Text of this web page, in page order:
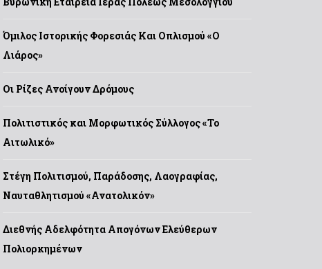
Όμιλος Ιστορικής Φορεσιάς Και Οπλισμού «Ο
Λιάρος»
Οι Ρίζες Ανοίγουν Δρόμους
Πολιτιστικός και Μορφωτικός Σύλλογος «Το
Αιτωλικό»
Στέγη Πολιτισμού, Παράδοσης, Λαογραφίας,
Ναυταθλητισμού «Ανατολικόν»
Διεθνής Αδελφότητα Απογόνων Ελεύθερων
Πολιορκημένων